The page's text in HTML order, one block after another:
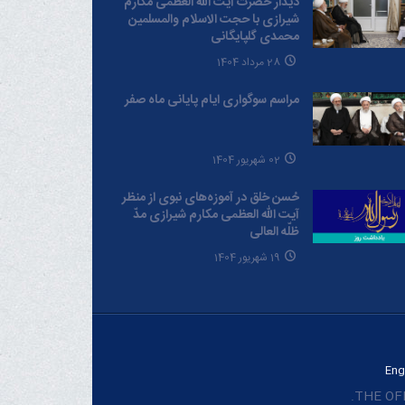
شیرازی با حجت الاسلام والمسلمین
محمدی گلپایگانی
28 مرداد 1404
مراسم سوگواری ایام پایانی ماه صفر
02 شهریور 1404
حُسن خلق در آموزه‌های نبوی از منظر
آیت الله العظمی مکارم شیرازی مدّ
ظلّه العالی
19 شهریور 1404
THE